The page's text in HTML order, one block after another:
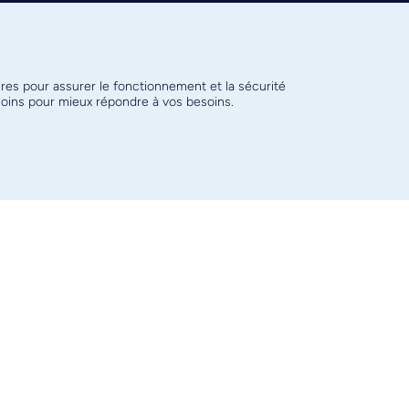
pour assurer le fonctionnement et la sécurité
pour mieux répondre à vos besoins.